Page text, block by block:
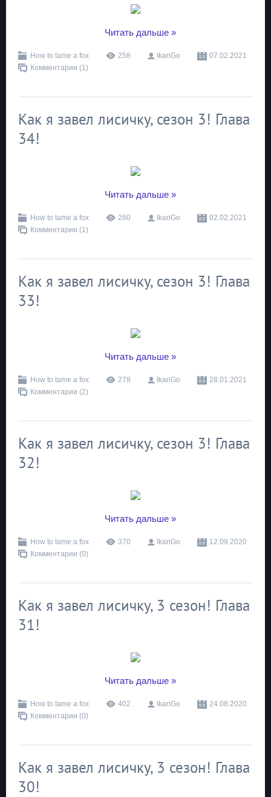
Читать дальше »
How to tame a fox 258 IkariGo
07.02.2021
Комментарии (1)
Как я завел лисичку, сезон 3! Глава
34!
Читать дальше »
How to tame a fox 260 IkariGo
02.02.2021
Комментарии (1)
Как я завел лисичку, сезон 3! Глава
33!
Читать дальше »
How to tame a fox 278 IkariGo
28.01.2021
Комментарии (2)
Как я завел лисичку, сезон 3! Глава
32!
Читать дальше »
How to tame a fox 370 IkariGo
12.09.2020
Комментарии (0)
Как я завел лисичку, 3 сезон! Глава
31!
Читать дальше »
How to tame a fox 402 IkariGo
24.08.2020
Комментарии (0)
Как я завел лисичку, 3 сезон! Глава
30!